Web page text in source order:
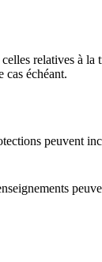
relatives à la
cas échéant.
peuvent